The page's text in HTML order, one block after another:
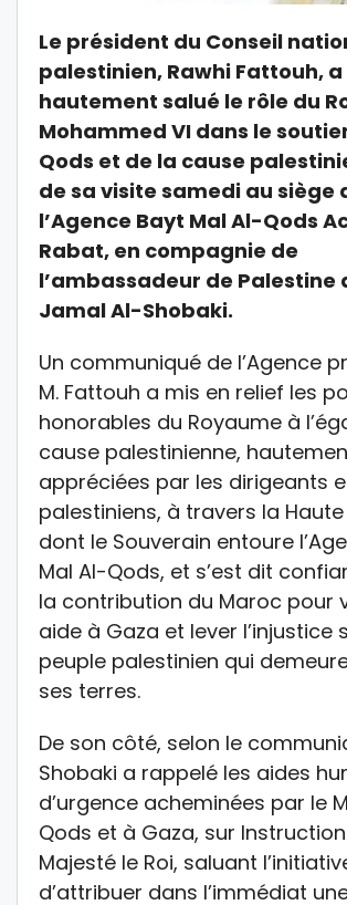
Le président du Conseil
palestinien, Rawhi Fattouh, a
hautement salué le rôle du
Mohammed VI dans le
Qods et de la cause
de sa visite samedi au siège
l’Agence Bayt Mal Al-Qods
Rabat, en compagnie de
l’ambassadeur de Palestine
Jamal Al-Shobaki.
Un communiqué de l’Agence
M. Fattouh a mis en relief les
honorables du Royaume à
cause palestinienne,
appréciées par les dirigeants
palestiniens, à travers la
dont le Souverain entoure
Mal Al-Qods, et s’est dit
la contribution du Maroc pour
aide à Gaza et lever l’injustice
peuple palestinien qui
ses terres.
De son côté, selon le
Shobaki a rappelé les aides
d’urgence acheminées par le
Qods et à Gaza, sur
Majesté le Roi, saluant
d’attribuer dans l’immédiat